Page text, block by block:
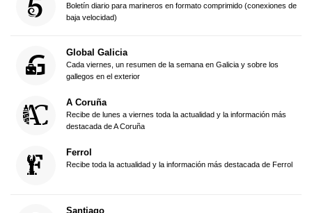
Boletín diario para marineros en formato comprimido (conexiones de
baja velocidad)
Global Galicia
Cada viernes, un resumen de la semana en Galicia y sobre los
gallegos en el exterior
A Coruña
Recibe de lunes a viernes toda la actualidad y la información más
destacada de A Coruña
Ferrol
Recibe toda la actualidad y la información más destacada de Ferrol
Santiago